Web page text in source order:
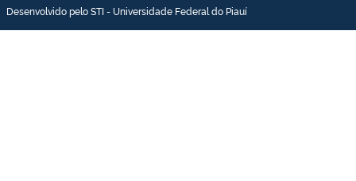
Desenvolvido pelo STI - Universidade Federal do Piauí